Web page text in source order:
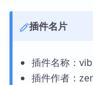
插件名片
插件名称：
插件作者：